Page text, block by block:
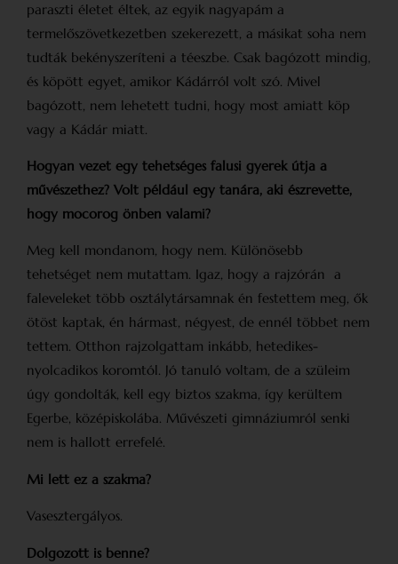
paraszti életet éltek, az egyik nagyapám a
termelőszövetkezetben szekerezett, a másikat soha nem
tudták bekényszeríteni a téeszbe. Csak bagózott mindig,
és köpött egyet, amikor Kádárról volt szó. Mivel
bagózott, nem lehetett tudni, hogy most amiatt köp
vagy a Kádár miatt.
Hogyan vezet egy tehetséges falusi gyerek útja a
művészethez? Volt például egy tanára, aki észrevette,
hogy mocorog önben valami?
Meg kell mondanom, hogy nem. Különösebb
tehetséget nem mutattam. Igaz, hogy a rajzórán a
faleveleket több osztálytársamnak én festettem meg, ők
ötöst kaptak, én hármast, négyest, de ennél többet nem
tettem. Otthon rajzolgattam inkább, hetedikes-
nyolcadikos koromtól. Jó tanuló voltam, de a szüleim
úgy gondolták, kell egy biztos szakma, így kerültem
Egerbe, középiskolába. Művészeti gimnáziumról senki
nem is hallott errefelé.
Mi lett ez a szakma?
Vasesztergályos.
Dolgozott is benne?